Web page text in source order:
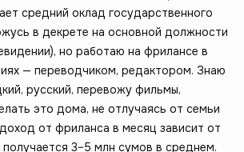
средний оклад государственного
в декрете на основной должности
но работаю на фрилансе в
— переводчиком, редактором. Знаю
русский, перевожу фильмы,
это дома, не отлучаясь от семьи
от фриланса в месяц зависит от
3–5 млн сумов в среднем.